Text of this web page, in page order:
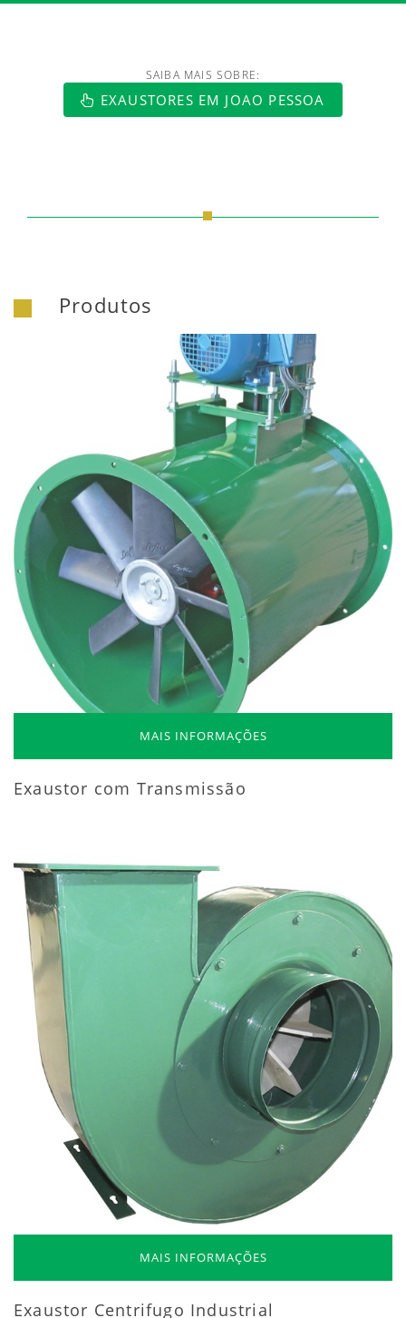
https://www.luftmaxi.com.br/
SAIBA MAIS SOBRE:
EXAUSTORES EM JOAO PESSOA
Produtos
MAIS INFORMAÇÕES
Exaustor com Transmissão
MAIS INFORMAÇÕES
Exaustor Centrifugo Industrial